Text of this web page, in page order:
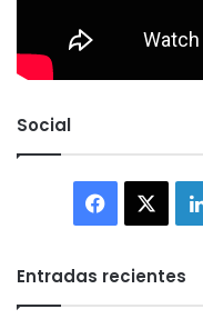
Social
Facebook
Entradas recientes